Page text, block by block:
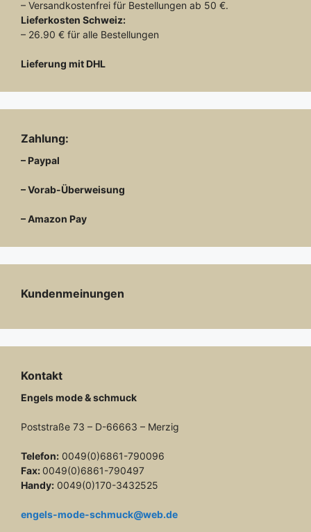
– Versandkostenfrei für Bestellungen ab 50 €.
Lieferkosten Schweiz:
– 26.90 € für alle Bestellungen
Lieferung mit DHL
Zahlung:
– Paypal
– Vorab-Überweisung
– Amazon Pay
Kundenmeinungen
Kontakt
Engels mode & schmuck
Poststraße 73 – D-66663 – Merzig
Telefon: 0049(0)6861-790096
Fax: 0049(0)6861-790497
Handy: 0049(0)170-3432525
engels-mode-schmuck@web.de